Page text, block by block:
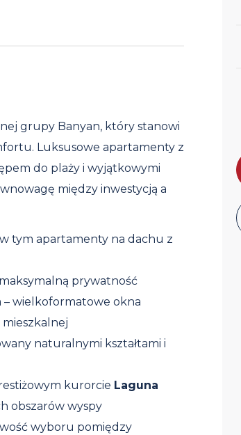
grupy Banyan, który stanowi
Luksusowe apartamenty z
do plaży i wyjątkowymi
między inwestycją a
tym apartamenty na dachu z
prywatność
– wielkoformatowe okna
mieszkalnej
naturalnymi kształtami i
kurorcie Laguna
obszarów wyspy
wyboru pomiędzy